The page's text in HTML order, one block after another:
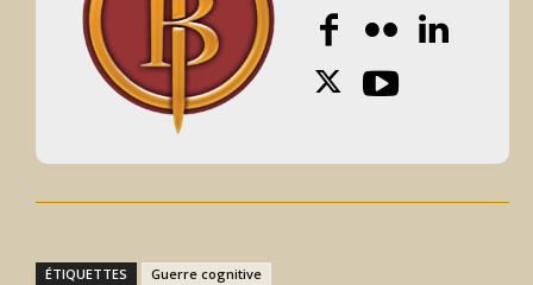
ÉTIQUETTES Guerre cognitive